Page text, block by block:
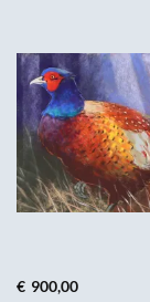
€ 900,00